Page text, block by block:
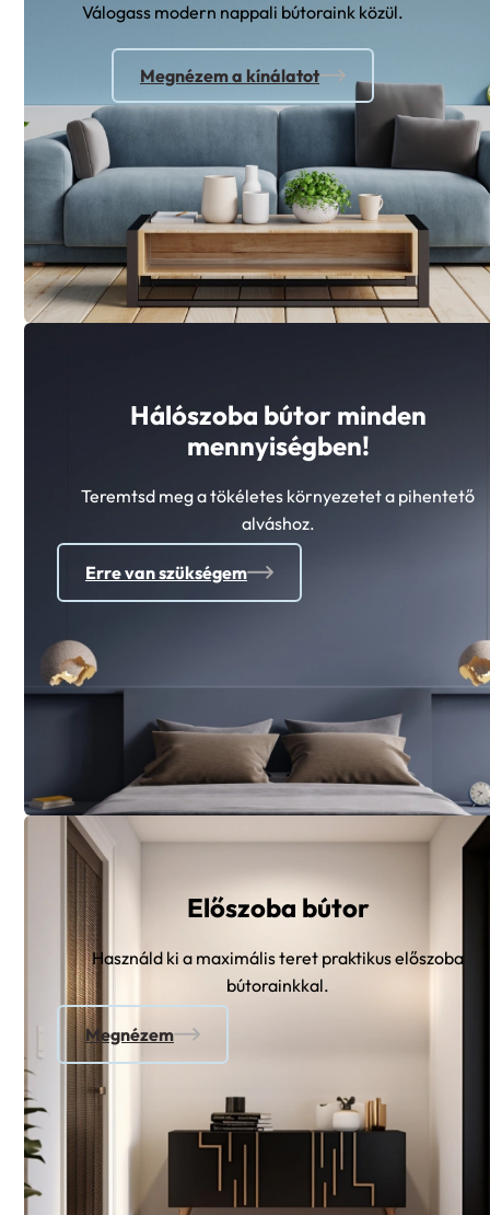
Válogass modern nappali bútoraink közül.
Megnézem a kínálatot
Hálószoba bútor minden
mennyiségben!
Teremtsd meg a tökéletes környezetet a pihentető
alváshoz.
Erre van szükségem
Előszoba bútor
Használd ki a maximális teret praktikus előszoba
bútorainkkal.
Megnézem